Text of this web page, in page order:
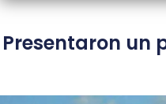
Presentaron un